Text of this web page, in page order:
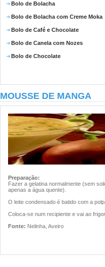
Bolo de Bolacha
Bolo de Bolacha com Creme Moka
Bolo de Café e Chocolate
Bolo de Canela com Nozes
Bolo de Chocolate
MOUSSE DE MANGA
Preparação:
Fazer a gelatina normalmente (sem
apenas a água quente).
O leite condensado é batido com a
Coloca-se num recipiente e vai ao
Fonte: Nelinha, Aveiro